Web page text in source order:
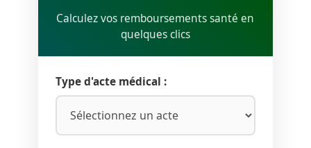
Calculez vos remboursements santé en
quelques clics
Type d'acte médical :